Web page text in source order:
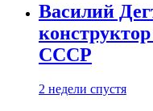
Василий
СССР
2 недели спустя